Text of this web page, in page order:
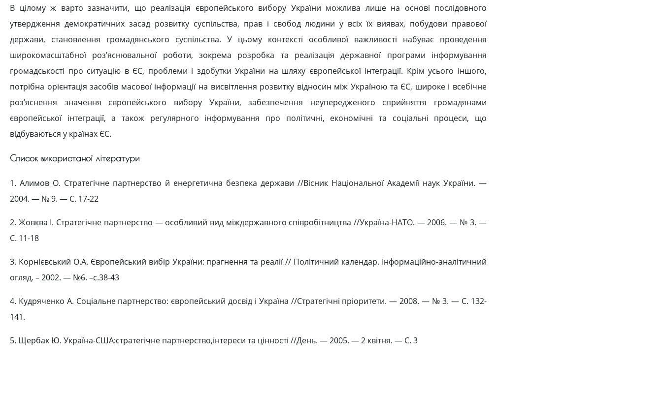
В цілому ж варто зазначити, що реалізація європейського вибору України можлива лише на основі послідовного
утвердження демократичних засад розвитку суспільства, прав і свобод людини у всіх їх виявах, побудови правової
держави, становлення громадянського суспільства. У цьому контексті особливої важливості набуває проведення
широкомасштабної роз’яснювальної роботи, зокрема розробка та реалізація державної програми інформування
громадськості про ситуацію в ЄС, проблеми і здобутки України на шляху європейської інтеграції. Крім усього іншого,
потрібна орієнтація засобів масової інформації на висвітлення розвитку відносин між Україною та ЄС, широке і всебічне
роз’яснення значення європейського вибору України, забезпечення неупередженого сприйняття громадянами
європейської інтеграції, а також регулярного інформування про політичні, економічні та соціальні процеси, що
відбуваються у країнах ЄС.
Список використаної літератури
1. Алимов О. Стратегічне партнерство й енергетична безпека держави //Вісник Національної Академії наук України. —
2004. — № 9. — C. 17-22
2. Жовква І. Стратегічне партнерство — особливий вид міждержавного співробітництва //Україна-НАТО. — 2006. — № 3. —
C. 11-18
3. Корнієвський О.А. Європейський вибір України: прагнення та реалії // Політичний календар. Інформаційно-аналітичний
огляд. – 2002. — №6. –с.38-43
4. Кудряченко А. Соціальне партнерство: європейський досвід і Україна //Стратегічні пріоритети. — 2008. — № 3. — C. 132-
141.
5. Щербак Ю. Україна-США:стратегічне партнерство,інтереси та цінності //День. — 2005. — 2 квітня. — C. 3